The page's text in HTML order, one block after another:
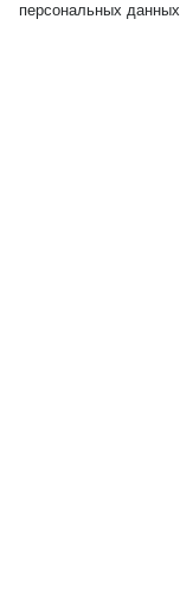
персональных данных